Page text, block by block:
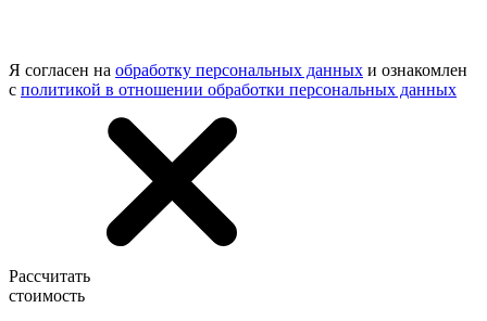
Я согласен на обработку персональных данных и ознакомлен
с политикой в отношении обработки персональных данных
Рассчитать
стоимость